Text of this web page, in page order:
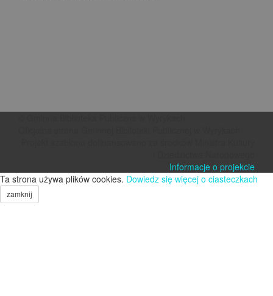
Informacje o projekcie
Ta strona używa plików cookies. Dowiedz się więcej o ciasteczkach
zamknij